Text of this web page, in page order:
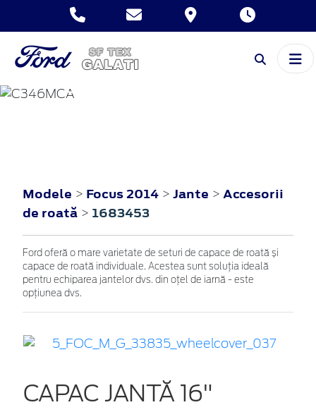
FOCUS
Modele > Focus 2014 > Jante > Accesorii
de roată > 1683453
Ford oferă o mare varietate de seturi de capace de roată și
capace de roată individuale. Acestea sunt soluția ideală
pentru echiparea jantelor dvs. din oțel de iarnă - este
opțiunea dvs.
CAPAC JANTĂ 16"